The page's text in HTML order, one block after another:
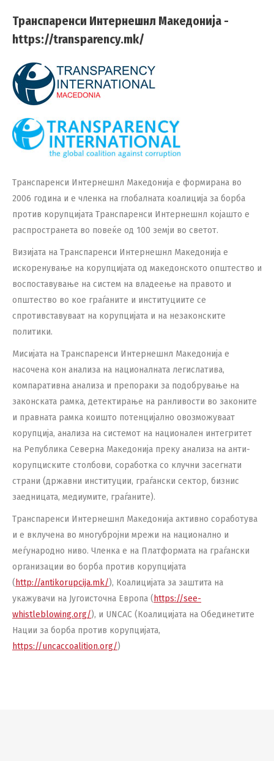
Транспаренси Интернешнл Македонија -
https://transparency.mk/
Транспаренси Интернешнл Македонија е формирана во
2006 година и е членка на глобалната коалиција за борба
против корупцијата Транспаренси Интернешнл којашто е
распространета во повеќе од 100 земји во светот.
Визијата на Транспаренси Интернешнл Македонија e
искоренување на корупцијата од македонското општество и
воспоставување на систем на владеење на правото и
општество во кое граѓаните и институциите се
спротивставуваат на корупцијата и на незаконските
политики.
Мисијата на Транспаренси Интернешнл Македонија е
насочена кон aнализа на националната легислатива,
компаративна анализа и препораки за подобрување на
законската рамка, детектирање на ранливости во законите
и правната рамка коишто потенцијално овозможуваат
корупција, анализа на системот на национален интегритет
на Република Северна Македонија преку анализа на анти-
корупциските столбови, соработка со клучни засегнати
страни (државни институции, граѓански сектор, бизнис
заедницата, медиумите, граѓаните).
Транспаренси Интернешнл Македонија активно соработува
и е вклучена во многубројни мрежи на национално и
меѓународно ниво. Членка е на Платформата на граѓански
организации во борба против корупцијата
(http://antikorupcija.mk/), Коалицијата за заштита на
укажувачи на Југоисточна Европа (https://see-
whistleblowing.org/), и UNCAC (Коалицијата на Обединетите
Нации за борба против корупцијата,
https://uncaccoalition.org/)